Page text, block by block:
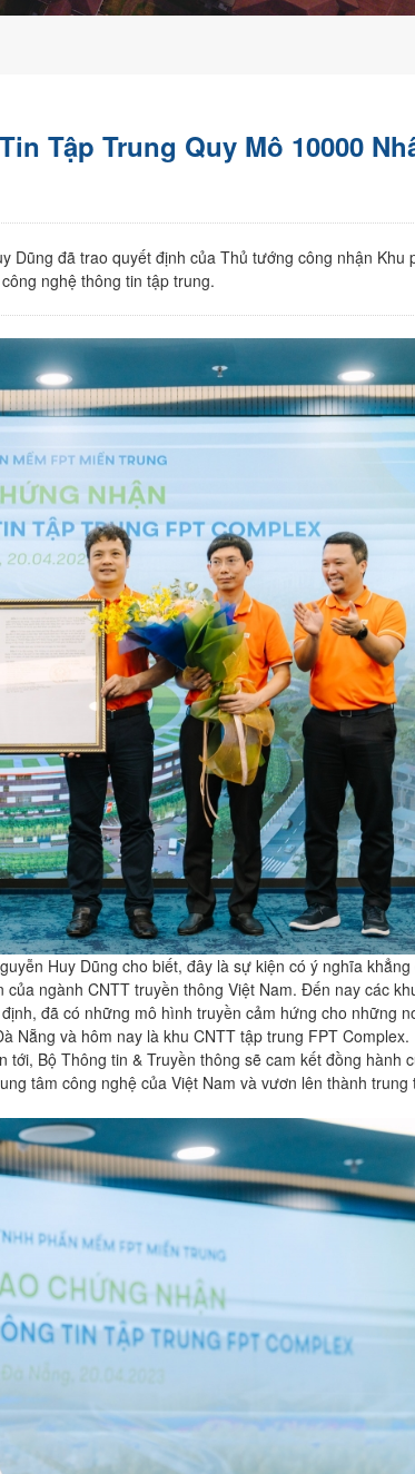
Tập Trung Quy Mô 10000
Dũng đã trao quyết định của Thủ tướng công nhận Khu
nghệ thông tin tập trung.
Huy Dũng cho biết, đây là sự kiện có ý nghĩa khẳng
ngành CNTT truyền thông Việt Nam. Đến nay các
đã có những mô hình truyền cảm hứng cho những
Nẵng và hôm nay là khu CNTT tập trung FPT Complex.
Bộ Thông tin & Truyền thông sẽ cam kết đồng hành
tâm công nghệ của Việt Nam và vươn lên thành trung